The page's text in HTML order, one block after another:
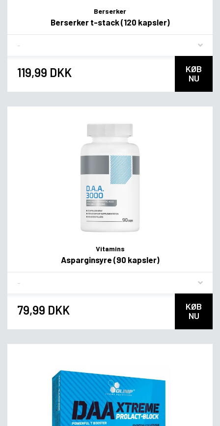
Berserker
Berserker t-stack (120 kapsler)
119,99 DKK
KØB
NU
Vitamins
Asparginsyre (90 kapsler)
79,99 DKK
KØB
NU